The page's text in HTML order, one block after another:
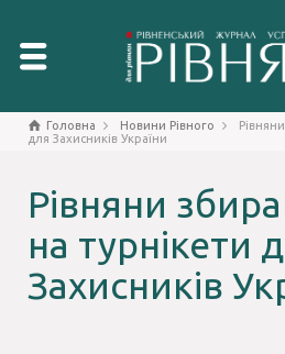
Головна Новини Рівного
для Захисників України
Рівняни
на турнікети
Захисників